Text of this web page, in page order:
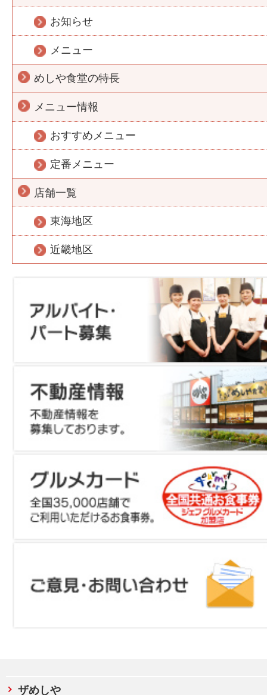
お知らせ
メニュー
めしや食堂の特長
メニュー情報
おすすめメニュー
定番メニュー
店舗一覧
東海地区
近畿地区
ザめしや